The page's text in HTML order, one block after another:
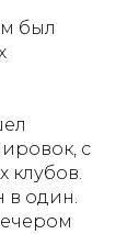
был
с
клубов.
в один.